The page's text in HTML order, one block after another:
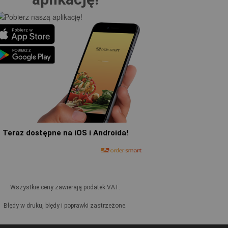
Teraz dostępne na iOS i Androida!
Wszystkie ceny zawierają podatek VAT.
Błędy w druku, błędy i poprawki zastrzeżone.